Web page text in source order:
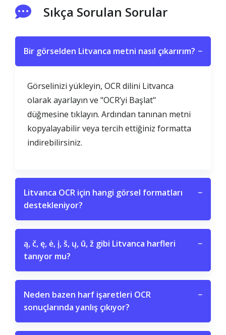
Sıkça Sorulan Sorular
Bir görselden Litvanca metni nasıl çıkarırım? −
Görselinizi yükleyin, OCR dilini Litvanca
olarak ayarlayın ve "OCR’yi Başlat"
düğmesine tıklayın. Ardından tanınan metni
kopyalayabilir veya tercih ettiğiniz formatta
indirebilirsiniz.
Litvanca OCR için hangi görsel formatları
destekleniyor?
−
ą, č, ę, ė, į, š, ų, ū, ž gibi Litvanca harfleri
tanıyor mu?
−
Neden bazen harf işaretleri OCR
sonuçlarında yanlış çıkıyor?
−